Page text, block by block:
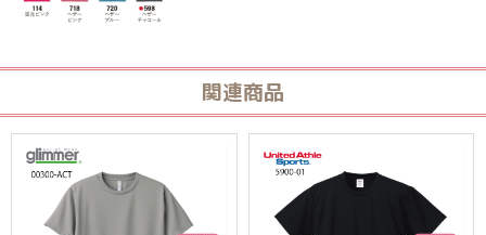
関連商品